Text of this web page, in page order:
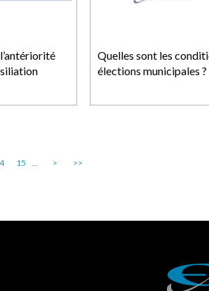
Quelles sont les
élections municipales ?
15 ... > >>